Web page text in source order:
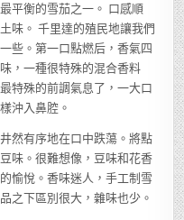
平衡的雪茄之一。 口感順
味。 千里達的殖民地讓我們
些。第一口點燃后，香氣四
，一種很特殊的混合香料
特殊的前調氣息了，一大口
沖入鼻腔。
然有序地在口中跌蕩。將點
味。很難想像，豆味和花香
愉悅。香味迷人，手工制雪
之下區別很大，雜味也少。